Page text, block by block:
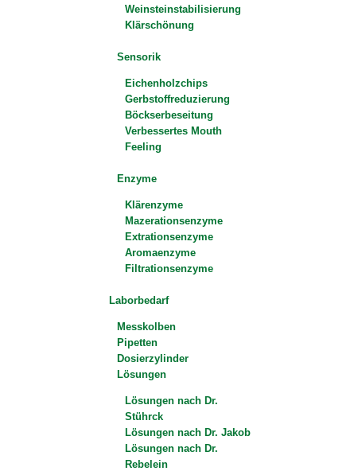
Weinsteinstabilisierung
Klärschönung
Sensorik
Eichenholzchips
Gerbstoffreduzierung
Böckserbeseitung
Verbessertes Mouth
Feeling
Enzyme
Klärenzyme
Mazerationsenzyme
Extrationsenzyme
Aromaenzyme
Filtrationsenzyme
Laborbedarf
Messkolben
Pipetten
Dosierzylinder
Lösungen
Lösungen nach Dr.
Stührck
Lösungen nach Dr. Jakob
Lösungen nach Dr.
Rebelein